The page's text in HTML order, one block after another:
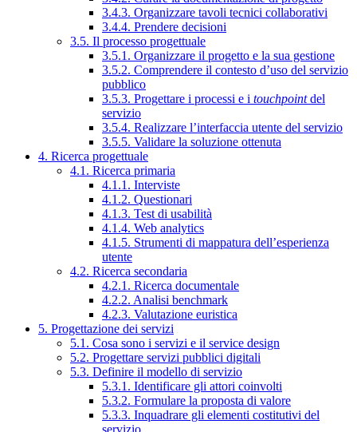
3.4.3. Organizzare tavoli tecnici collaborativi
3.4.4. Prendere decisioni
3.5. Il processo progettuale
3.5.1. Organizzare il progetto e la sua gestione
3.5.2. Comprendere il contesto d’uso del servizio
pubblico
3.5.3. Progettare i processi e i touchpointdel
servizio
3.5.4. Realizzare l’interfaccia utente del servizio
3.5.5. Validare la soluzione ottenuta
4. Ricerca progettuale
4.1. Ricerca primaria
4.1.1. Interviste
4.1.2. Questionari
4.1.3. Test di usabilità
4.1.4. Web analytics
4.1.5. Strumenti di mappatura dell’esperienza
utente
4.2. Ricerca secondaria
4.2.1. Ricerca documentale
4.2.2. Analisi benchmark
4.2.3. Valutazione euristica
5. Progettazione dei servizi
5.1. Cosa sono i servizi e il service design
5.2. Progettare servizi pubblici digitali
5.3. Definire il modello di servizio
5.3.1. Identificare gli attori coinvolti
5.3.2. Formulare la proposta di valore
5.3.3. Inquadrare gli elementi costitutivi del
servizio